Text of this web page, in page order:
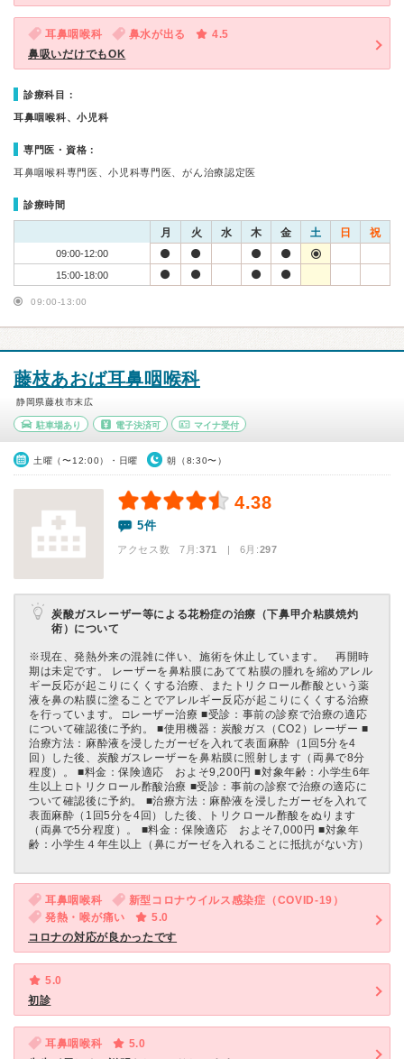
耳鼻咽喉科 鼻水が出る
4.5
鼻吸いだけでもOK
診療科目：
耳鼻咽喉科、小児科
専門医・資格：
耳鼻咽喉科専門医、小児科専門医、がん治療認定医
診療時間
月 火 水 木 金 土 日 祝
09:00-12:00
15:00-18:00
09:00-13:00
藤枝あおば耳鼻咽喉科
静岡県藤枝市末広
駐車場あり 電子決済可 マイナ受付
土曜（〜12:00）・日曜 朝（8:30〜）
4.38
5件
アクセス数 7月:371 | 6月:297
炭酸ガスレーザー等による花粉症の治療（下鼻甲介粘膜焼灼
術）について
※現在、発熱外来の混雑に伴い、施術を休止しています。 再開時
期は未定です。 レーザーを鼻粘膜にあてて粘膜の腫れを縮めアレル
ギー反応が起こりにくくする治療、またトリクロール酢酸という薬
液を鼻の粘膜に塗ることでアレルギー反応が起こりにくくする治療
を行っています。 □レーザー治療 ■受診：事前の診察で治療の適応
について確認後に予約。 ■使用機器：炭酸ガス（CO2）レーザー ■
治療方法：麻酔液を浸したガーゼを入れて表面麻酔（1回5分を4
回）した後、炭酸ガスレーザーを鼻粘膜に照射します（両鼻で8分
程度）。 ■料金：保険適応 およそ9,200円 ■対象年齢：小学生6年
生以上 □トリクロール酢酸治療 ■受診：事前の診察で治療の適応に
ついて確認後に予約。 ■治療方法：麻酔液を浸したガーゼを入れて
表面麻酔（1回5分を4回）した後、トリクロール酢酸をぬります
（両鼻で5分程度）。 ■料金：保険適応 およそ7,000円 ■対象年
齢：小学生４年生以上（鼻にガーゼを入れることに抵抗がない方）
耳鼻咽喉科
新型コロナウイルス感染症（COVID-19）
発熱・喉が痛い
5.0
コロナの対応が良かったです
5.0
初診
耳鼻咽喉科
5.0